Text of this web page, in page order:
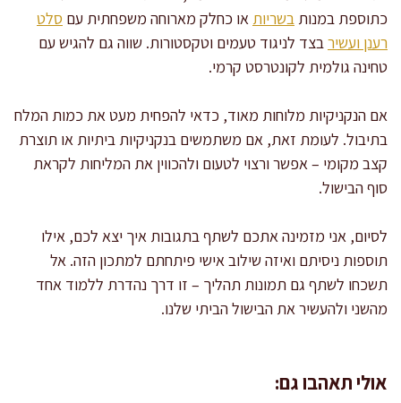
כתוספת במנות בשריות או כחלק מארוחה משפחתית עם סלט
רענן ועשירבצד לניגוד טעמים וטקסטורות. שווה גם להגיש עם
טחינה גולמית לקונטרסט קרמי.
אם הנקניקיות מלוחות מאוד, כדאי להפחית מעט את כמות המלח
בתיבול. לעומת זאת, אם משתמשים בנקניקיות ביתיות או תוצרת
קצב מקומי – אפשר ורצוי לטעום ולהכווין את המליחות לקראת
סוף הבישול.
לסיום, אני מזמינה אתכם לשתף בתגובות איך יצא לכם, אילו
תוספות ניסיתם ואיזה שילוב אישי פיתחתם למתכון הזה. אל
תשכחו לשתף גם תמונות תהליך – זו דרך נהדרת ללמוד אחד
מהשני ולהעשיר את הבישול הביתי שלנו.
אולי תאהבו גם: